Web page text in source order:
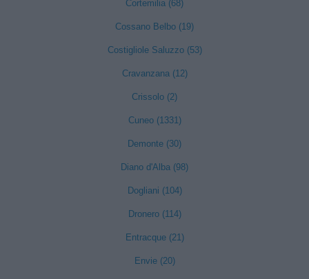
Cortemilia (68)
Cossano Belbo (19)
Costigliole Saluzzo (53)
Cravanzana (12)
Crissolo (2)
Cuneo (1331)
Demonte (30)
Diano d'Alba (98)
Dogliani (104)
Dronero (114)
Entracque (21)
Envie (20)